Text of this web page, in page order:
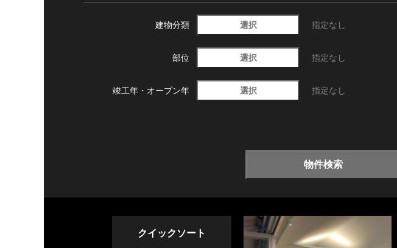
建物分類 選択 指定なし
部位 選択 指定なし
竣工年・ オープン年 選択 指定なし
物件検索
クイックソート